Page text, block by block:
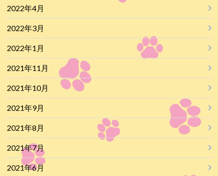
2022年4月
2022年3月
2022年1月
2021年11月
2021年10月
2021年9月
2021年8月
2021年7月
2021年6月